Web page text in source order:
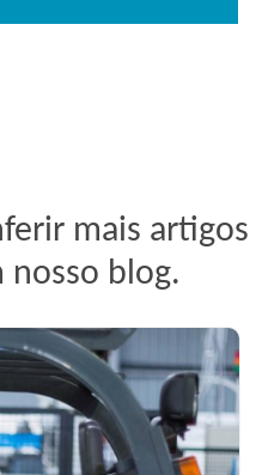
mais artigos
nosso blog.